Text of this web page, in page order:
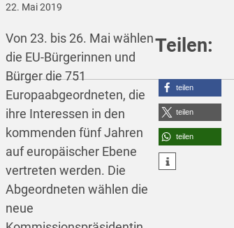
22. Mai 2019
Von 23. bis 26. Mai wählen
die EU-Bürgerinnen und
Bürger die 751
Europaabgeordneten, die
ihre Interessen in den
kommenden fünf Jahren
auf europäischer Ebene
vertreten werden. Die
Abgeordneten wählen die
neue
Teilen:
teilen
teilen
teilen